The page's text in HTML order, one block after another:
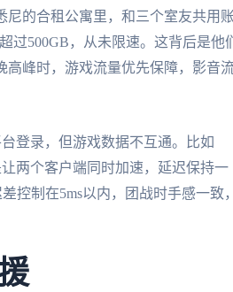
的合租公寓里，和三个室友共用账
过500GB，从未限速。这背后是他们
峰时，游戏流量优先保障，影音流
登录，但游戏数据不互通。比如
两个客户端同时加速，延迟保持一
控制在5ms以内，团战时手感一致，